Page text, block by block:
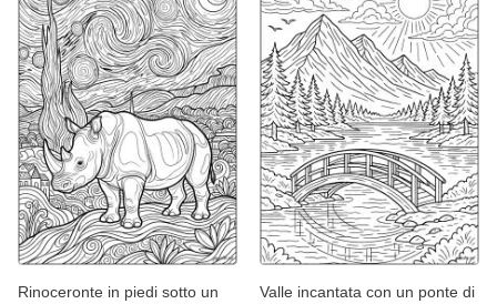
Rinoceronte in piedi sotto un Valle incantata con un ponte di